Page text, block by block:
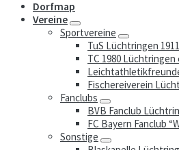
Dorfmap
Vereine
Sportvereine
TuS Lüchtringen 1911
TC 1980 Lüchtringen
Fischereiverein
Fanclubs
BVB Fanclub
FC Bayern Fanclub
Sonstige